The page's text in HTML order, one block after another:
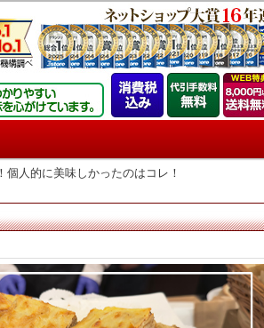
人的に美味しかったのはコレ！